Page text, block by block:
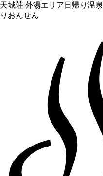
天城荘 外湯エリア日帰り温泉
りおんせん